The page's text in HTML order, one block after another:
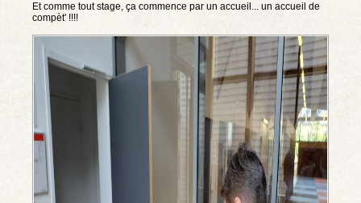
Et comme tout stage, ça commence par un accueil... un accueil de
compèt' !!!!